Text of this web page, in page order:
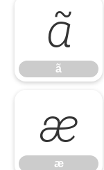
ã
ã
æ
æ